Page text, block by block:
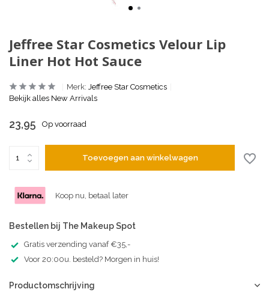
Jeffree Star Cosmetics Velour Lip
Liner Hot Hot Sauce
Merk: Jeffree Star Cosmetics
Bekijk alles New Arrivals
23,95 Op voorraad
Toevoegen aan winkelwagen
Koop nu, betaal later
Bestellen bij The Makeup Spot
Gratis verzending vanaf €35,-
Voor 20:00u. besteld? Morgen in huis!
Productomschrijving